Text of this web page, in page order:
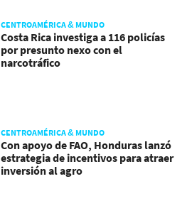
CENTROAMÉRICA & MUNDO
Costa Rica investiga a 116 policías
por presunto nexo con el
narcotráfico
CENTROAMÉRICA & MUNDO
Con apoyo de FAO, Honduras lanzó
estrategia de incentivos para atraer
inversión al agro